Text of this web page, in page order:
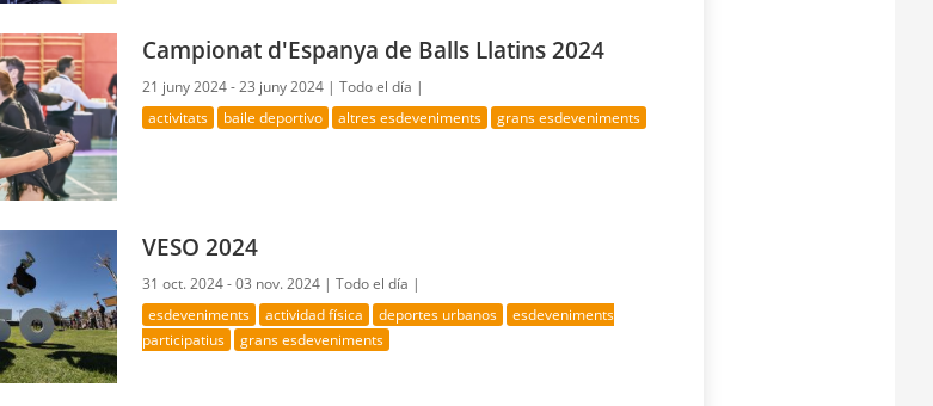
Campionat d'Espanya de Balls Llatins 2024
21 juny 2024 - 23 juny 2024 |Todo el día |
activitats baile deportivo altres esdeveniments grans esdeveniments
VESO 2024
31 oct. 2024 - 03 nov. 2024 |Todo el día |
esdeveniments actividad física deportes urbanos
esdeveniments
participatius
grans esdeveniments